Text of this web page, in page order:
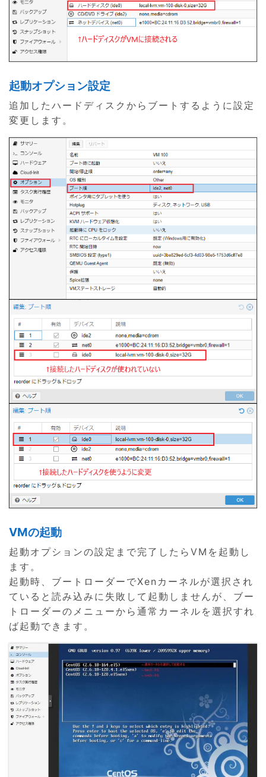
起動オプション設定
追加したハードディスクからブートするように設定
変更します。
VMの起動
起動オプションの設定まで完了したらVMを起動し
ます。
起動時、ブートローダーでXenカーネルが選択され
ていると読み込みに失敗して起動しませんが、ブー
トローダーのメニューから通常カーネルを選択すれ
ば起動できます。